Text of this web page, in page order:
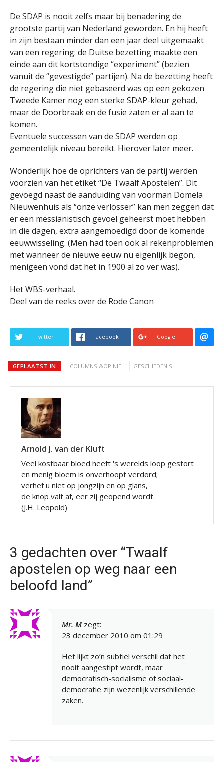
De SDAP is nooit zelfs maar bij benadering de
grootste partij van Nederland geworden. En hij heeft
in zijn bestaan minder dan een jaar deel uitgemaakt
van een regering: de Duitse bezetting maakte een
einde aan dit kortstondige “experiment” (bezien
vanuit de “gevestigde” partijen). Na de bezetting heeft
de regering die niet gebaseerd was op een gekozen
Tweede Kamer nog een sterke SDAP-kleur gehad,
maar de Doorbraak en de fusie zaten er al aan te
komen.
Eventuele successen van de SDAP werden op
gemeentelijk niveau bereikt. Hierover later meer.
Wonderlijk hoe de oprichters van de partij werden
voorzien van het etiket “De Twaalf Apostelen”. Dit
gevoegd naast de aanduiding van voorman Domela
Nieuwenhuis als “onze verlosser” kan men zeggen dat
er een messianistisch gevoel geheerst moet hebben
in die dagen, extra aangemoedigd door de komende
eeuwwisseling. (Men had toen ook al rekenproblemen
met wanneer de nieuwe eeuw nu eigenlijk begon,
menigeen vond dat het in 1900 al zo ver was).
Het WBS-verhaal.
Deel van de reeks over de Rode Canon
Twitter Facebook Google+
GEPLAATST IN COLUMNS &OPINIE GESCHIEDENIS
Arnold J. van der Kluft
Veel kostbaar bloed heeft 's werelds loop gestort
en menig bloem is onverhoopt verdord;
verhef u niet op jongzijn en op glans,
de knop valt af, eer zij geopend wordt.
(J.H. Leopold)
3 gedachten over “Twaalf
apostelen op weg naar een
beloofd land”
Mr. M zegt:
23 december 2010 om 01:29
Het lijkt zo’n subtiel verschil dat het
nooit aangestipt wordt, maar
democratisch-socialisme of sociaal-
democratie zijn wezenlijk verschillende
zaken.